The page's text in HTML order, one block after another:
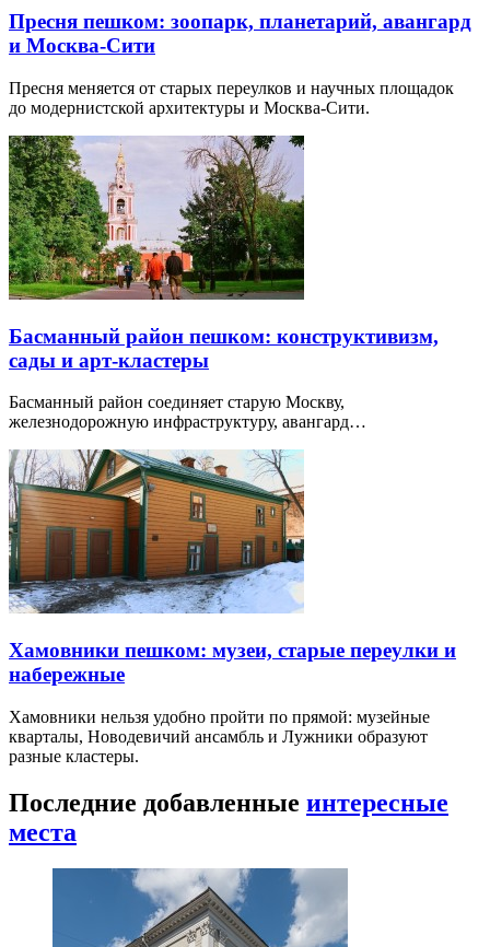
Пресня пешком: зоопарк, планетарий, авангард
и Москва-Сити
Пресня меняется от старых переулков и научных площадок
до модернистской архитектуры и Москва-Сити.
Басманный район пешком: конструктивизм,
сады и арт-кластеры
Басманный район соединяет старую Москву,
железнодорожную инфраструктуру, авангард…
Хамовники пешком: музеи, старые переулки и
набережные
Хамовники нельзя удобно пройти по прямой: музейные
кварталы, Новодевичий ансамбль и Лужники образуют
разные кластеры.
Последние добавленные интересные
места